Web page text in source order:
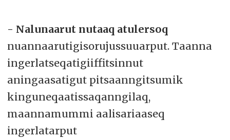
- Nalunaarut nutaaq atulersoq
nuannaarutigisorujussuuarput. Taanna
ingerlatseqatigiiffitsinnut
aningaasatigut pitsaanngitsumik
kinguneqaatissaqanngilaq,
maannamummi aalisariaaseq
ingerlatarput